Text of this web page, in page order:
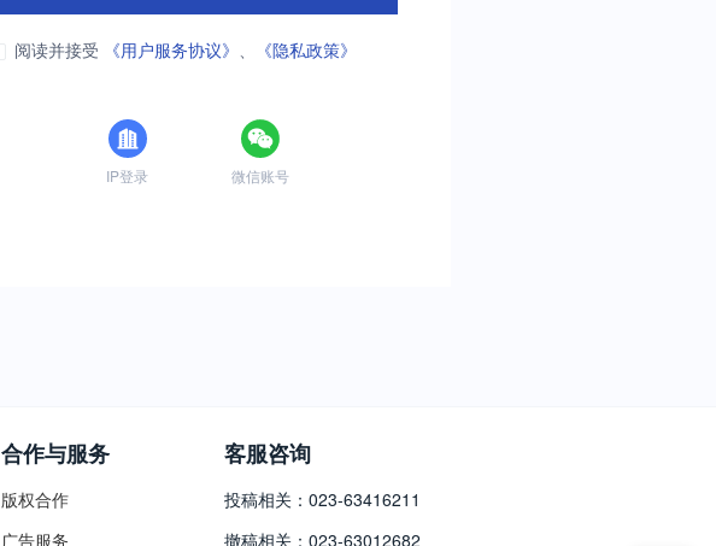
阅读并接受 《用户服务协议》 、 《隐私政策》
IP登录 微信账号
合作与服务
版权合作
广告服务
客服咨询
投稿相关：023-63416211
撤稿相关：023-63012682